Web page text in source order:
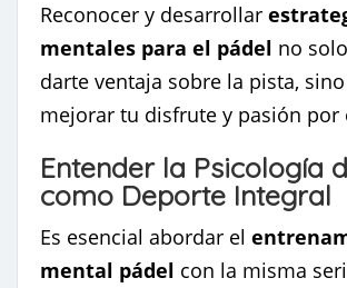
Reconocer y desarrollar
mentales para el pádel no
darte ventaja sobre la pista,
mejorar tu disfrute y pasión por
Entender la Psicología
como Deporte Integral
Es esencial abordar el
mental pádel con la misma